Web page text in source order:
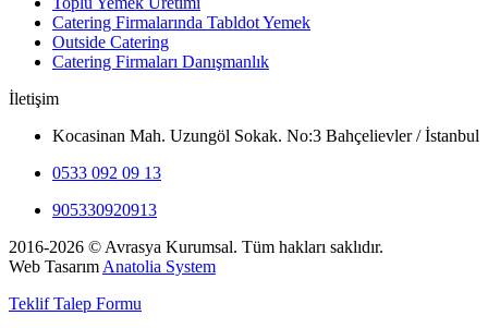
Catering Firmalarında Tabldot Yemek
Outside Catering
Catering Firmaları Danışmanlık
İletişim
Kocasinan Mah. Uzungöl Sokak. No:3 Bahçelievler / İstanbul
0533 092 09 13
905330920913
2016-2026 © Avrasya Kurumsal. Tüm hakları saklıdır.
Web Tasarım Anatolia System
Teklif Talep Formu